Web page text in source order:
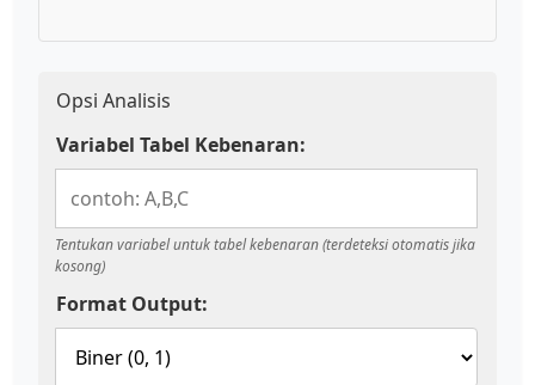
Opsi Analisis
Variabel Tabel Kebenaran:
Tentukan variabel untuk tabel kebenaran (terdeteksi otomatis jika
kosong)
Format Output: